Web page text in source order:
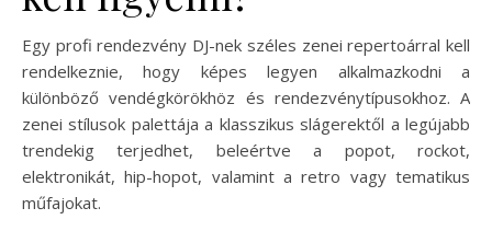
Egy profi rendezvény DJ-nek széles zenei repertoárral kell
rendelkeznie, hogy képes legyen alkalmazkodni a
különböző vendégkörökhöz és rendezvénytípusokhoz. A
zenei stílusok palettája a klasszikus slágerektől a legújabb
trendekig terjedhet, beleértve a popot, rockot,
elektronikát, hip-hopot, valamint a retro vagy tematikus
műfajokat.